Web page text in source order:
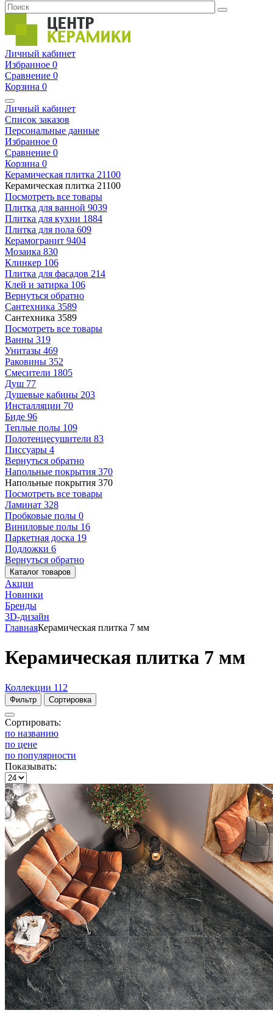
Личный кабинет
Избранное 0
Сравнение 0
Корзина 0
Личный кабинет
Список заказов
Персональные данные
Избранное 0
Сравнение 0
Корзина 0
Керамическая плитка 21100
Керамическая плитка 21100
Посмотреть все товары
Плитка для ванной 9039
Плитка для кухни 1884
Плитка для пола 609
Керамогранит 9404
Мозаика 830
Клинкер 106
Плитка для фасадов 214
Клей и затирка 106
Вернуться обратно
Сантехника 3589
Сантехника 3589
Посмотреть все товары
Ванны 319
Унитазы 469
Раковины 352
Смесители 1805
Душ 77
Душевые кабины 203
Инсталляции 70
Биде 96
Теплые полы 109
Полотенцесушители 83
Писсуары 4
Вернуться обратно
Напольные покрытия 370
Напольные покрытия 370
Посмотреть все товары
Ламинат 328
Пробковые полы 0
Виниловые полы 16
Паркетная доска 19
Подложки 6
Вернуться обратно
Каталог товаров
Акции
Новинки
Бренды
3D-дизайн
ГлавнаяКерамическая плитка 7 мм
Керамическая плитка 7 мм
Коллекции 112
Фильтр Сортировка
Сортировать:
по названию
по цене
по популярности
Показывать: